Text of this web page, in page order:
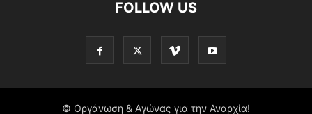
FOLLOW US
© Οργάνωση & Αγώνας για την Αναρχία!